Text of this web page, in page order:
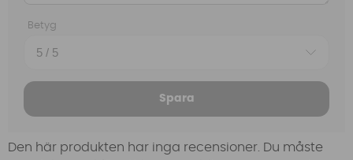
Betyg
Spara
Den här produkten har inga recensioner. Du måste